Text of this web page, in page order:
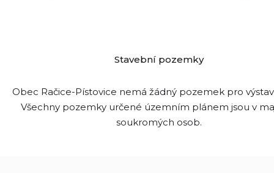
Stavební pozemky
Obec Račice-Pístovice nemá žádný pozemek pro
Všechny pozemky určené územním plánem jsou v
soukromých osob.